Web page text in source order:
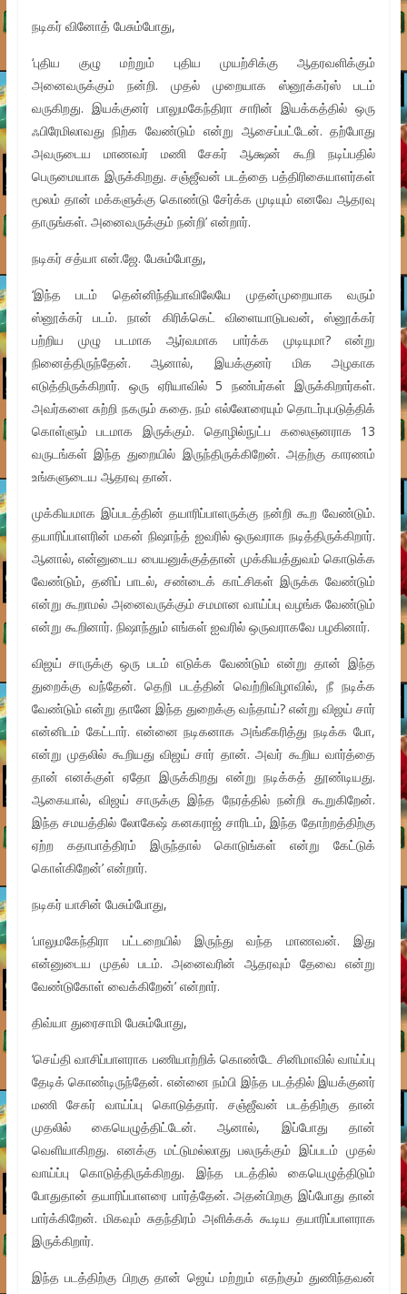
நடிகர் வினோத் பேசும்போது,
‘புதிய குழு மற்றும் புதிய முயற்சிக்கு ஆதரவளிக்கும்
அனைவருக்கும் நன்றி. முதல் முறையாக ஸ்னூக்கர்ஸ் படம்
வருகிறது. இயக்குனர் பாலுமகேந்திரா சாரின் இயக்கத்தில் ஒரு
ஃபிரேமிலாவது நிற்க வேண்டும் என்று ஆசைப்பட்டேன். தற்போது
அவருடைய மாணவர் மணி சேகர் ஆக்ஷன் கூறி நடிப்பதில்
பெருமையாக இருக்கிறது. சஞ்ஜீவன் படத்தை பத்திரிகையாளர்கள்
மூலம் தான் மக்களுக்கு கொண்டு சேர்க்க முடியும் எனவே ஆதரவு
தாருங்கள். அனைவருக்கும் நன்றி’ என்றார்.
நடிகர் சத்யா என்.ஜே. பேசும்போது,
‘இந்த படம் தென்னிந்தியாவிலேயே முதன்முறையாக வரும்
ஸ்னூக்கர் படம். நான் கிரிக்கெட் விளையாடுபவன், ஸ்னூக்கர்
பற்றிய முழு படமாக ஆர்வமாக பார்க்க முடியுமா? என்று
நினைத்திருந்தேன். ஆனால், இயக்குனர் மிக அழகாக
எடுத்திருக்கிறார். ஒரு ஏரியாவில் 5 நண்பர்கள் இருக்கிறார்கள்.
அவர்களை சுற்றி நகரும் கதை. நம் எல்லோரையும் தொடர்புபடுத்திக்
கொள்ளும் படமாக இருக்கும். தொழில்நுட்ப கலைஞனராக 13
வருடங்கள் இந்த துறையில் இருந்திருக்கிறேன். அதற்கு காரணம்
உங்களுடைய ஆதரவு தான்.
முக்கியமாக இப்படத்தின் தயாரிப்பாளருக்கு நன்றி கூற வேண்டும்.
தயாரிப்பாளரின் மகன் நிஷாந்த் ஐவரில் ஒருவராக நடித்திருக்கிறார்.
ஆனால், என்னுடைய பையனுக்குத்தான் முக்கியத்துவம் கொடுக்க
வேண்டும், தனிப் பாடல், சண்டைக் காட்சிகள் இருக்க வேண்டும்
என்று கூறாமல் அனைவருக்கும் சமமான வாய்ப்பு வழங்க வேண்டும்
என்று கூறினார். நிஷாந்தும் எங்கள் ஐவரில் ஒருவராகவே பழகினார்.
விஜய் சாருக்கு ஒரு படம் எடுக்க வேண்டும் என்று தான் இந்த
துறைக்கு வந்தேன். தெறி படத்தின் வெற்றிவிழாவில், நீ நடிக்க
வேண்டும் என்று தானே இந்த துறைக்கு வந்தாய்? என்று விஜய் சார்
என்னிடம் கேட்டார். என்னை நடிகனாக அங்கீகரித்து நடிக்க போ,
என்று முதலில் கூறியது விஜய் சார் தான். அவர் கூறிய வார்த்தை
தான் எனக்குள் ஏதோ இருக்கிறது என்று நடிக்கத் தூண்டியது.
ஆகையால், விஜய் சாருக்கு இந்த நேரத்தில் நன்றி கூறுகிறேன்.
இந்த சமயத்தில் லோகேஷ் கனகராஜ் சாரிடம், இந்த தோற்றத்திற்கு
ஏற்ற கதாபாத்திரம் இருந்தால் கொடுங்கள் என்று கேட்டுக்
கொள்கிறேன்’ என்றார்.
நடிகர் யாசின் பேசும்போது,
‘பாலுமகேந்திரா பட்டறையில் இருந்து வந்த மாணவன். இது
என்னுடைய முதல் படம். அனைவரின் ஆதரவும் தேவை என்று
வேண்டுகோள் வைக்கிறேன்’ என்றார்.
திவ்யா துரைசாமி பேசும்போது,
‘செய்தி வாசிப்பாளராக பணியாற்றிக் கொண்டே சினிமாவில் வாய்ப்பு
தேடிக் கொண்டிருந்தேன். என்னை நம்பி இந்த படத்தில் இயக்குனர்
மணி சேகர் வாய்ப்பு கொடுத்தார். சஞ்ஜீவன் படத்திற்கு தான்
முதலில் கையெழுத்திட்டேன். ஆனால், இப்போது தான்
வெளியாகிறது. எனக்கு மட்டுமல்லாது பலருக்கும் இப்படம் முதல்
வாய்ப்பு கொடுத்திருக்கிறது. இந்த படத்தில் கையெழுத்திடும்
போதுதான் தயாரிப்பாளரை பார்த்தேன். அதன்பிறகு இப்போது தான்
பார்க்கிறேன். மிகவும் சுதந்திரம் அளிக்கக் கூடிய தயாரிப்பாளராக
இருக்கிறார்.
இந்த படத்திற்கு பிறகு தான் ஜெய் மற்றும் எதற்கும் துணிந்தவன்